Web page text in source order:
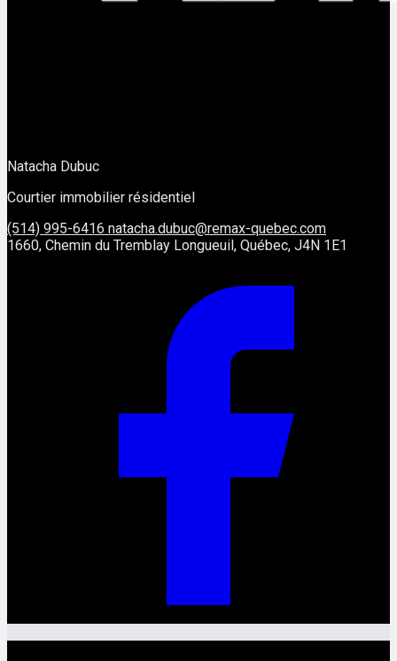
Natacha Dubuc
Courtier immobilier résidentiel
(514) 995-6416 natacha.dubuc@remax-quebec.com
1660, Chemin du Tremblay Longueuil, Québec, J4N 1E1